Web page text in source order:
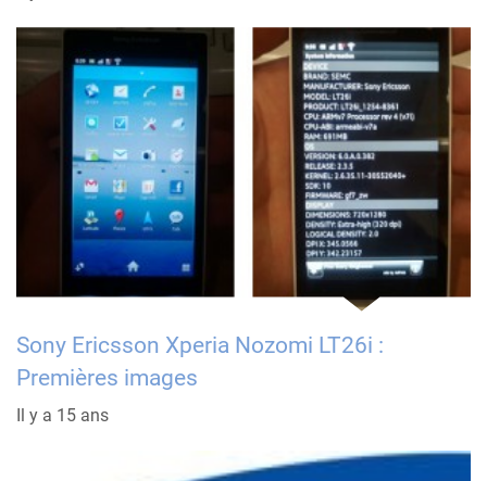
Sony Ericsson Xperia Nozomi LT26i :
Premières images
Il y a 15 ans